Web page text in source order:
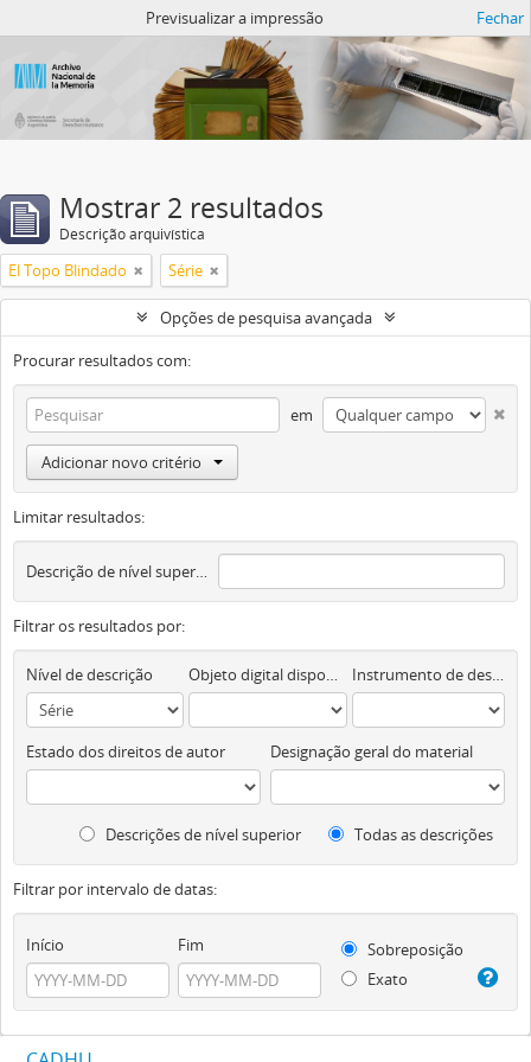
Previsualizar a impressão Fechar
Mostrar 2 resultados
Descrição arquivística
El Topo Blindado Série
Opções de pesquisa avançada
Procurar resultados com:
em
Adicionar novo critério
Limitar resultados:
Descrição de nível superior
Filtrar os resultados por:
Nível de descrição Objeto digital disponível Instrumento de descrição documental
Estado dos direitos de autor Designação geral do material
Descrições de nível superior Todas as descrições
Filtrar por intervalo de datas:
Início Fim
Sobreposição
Exato